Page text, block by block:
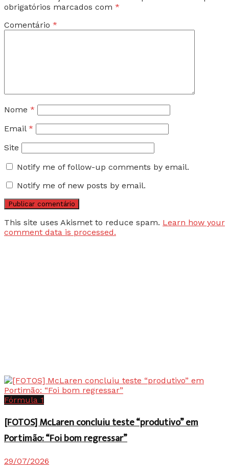
obrigatórios marcados com *
Comentário *
Nome *
Email *
Site
Notify me of follow-up comments by email.
Notify me of new posts by email.
This site uses Akismet to reduce spam. Learn how your
comment data is processed.
Fórmula 1
[FOTOS] McLaren concluiu teste “produtivo” em
Portimão: “Foi bom regressar”
29/07/2026